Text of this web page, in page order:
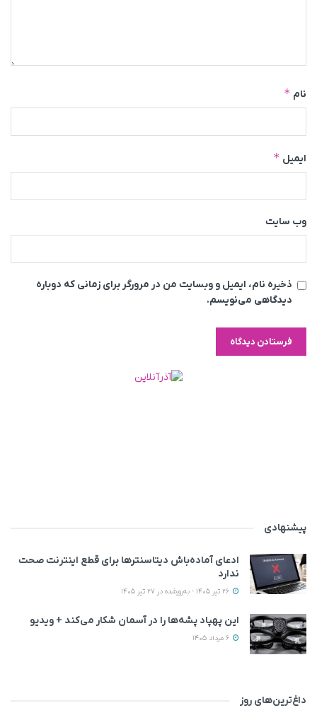
نام *
ایمیل *
وب‌ سایت
ذخیره نام، ایمیل و وبسایت من در مرورگر برای زمانی که دوباره
دیدگاهی می‌نویسم.
پیشنهادی
ادعای آماده‌باش دیتاسنترها برای قطع اینترنت صحت
ندارد
این پهپاد پشه‌ها را در آسمان شکار می‌کند + ویدیو
داغ‌ترین‌های روز